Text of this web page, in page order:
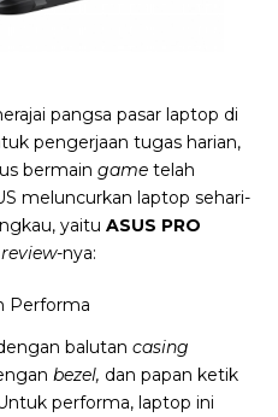
pangsa pasar laptop di
pengerjaan tugas harian,
bermain game telah
meluncurkan laptop sehari-
yaitu ASUS PRO
review-nya:
Performa
balutan casing
bezel, dan papan ketik
performa, laptop ini